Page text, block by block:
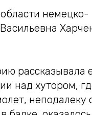
немецко-
рассказывала
над хутором,
неподалеку